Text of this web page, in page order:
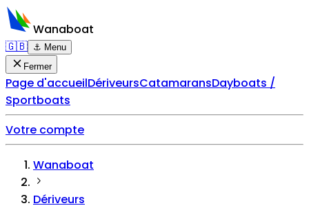
Wanaboat
🇬🇧 ⚓ Menu
Fermer
Page d'accueilDériveursCatamaransDayboats /
Sportboats
Votre compte
Wanaboat
Dériveurs